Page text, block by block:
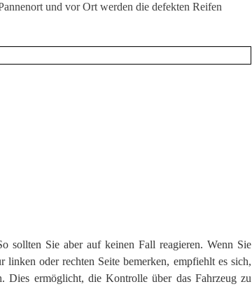
und vor Ort werden die defekten Reifen
sollten Sie aber auf keinen Fall reagieren. Wenn Sie
oder rechten Seite bemerken, empfiehlt es sich,
Dies ermöglicht, die Kontrolle über das Fahrzeug zu